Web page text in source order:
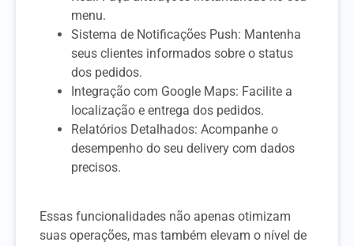
menu.
Sistema de Notificações Push: Mantenha
seus clientes informados sobre o status
dos pedidos.
Integração com Google Maps: Facilite a
localização e entrega dos pedidos.
Relatórios Detalhados: Acompanhe o
desempenho do seu delivery com dados
precisos.
Essas funcionalidades não apenas otimizam
suas operações, mas também elevam o nível de